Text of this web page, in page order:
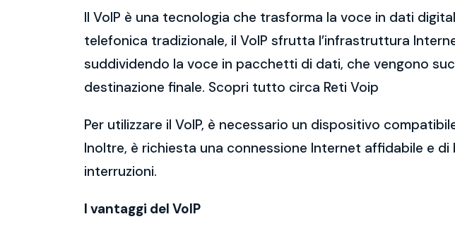
Il VoIP è una tecnologia che trasforma la voce in dati
telefonica tradizionale, il VoIP sfrutta l’infrastruttura
suddividendo la voce in pacchetti di dati, che vengono
destinazione finale. Scopri tutto circa Reti Voip
Per utilizzare il VoIP, è necessario un dispositivo
Inoltre, è richiesta una connessione Internet affidabile e
interruzioni.
I vantaggi del VoIP